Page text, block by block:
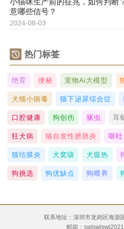
小猫咪生产前的征兆，如何判断
意哪些信号？
2024-08-03
热门标签
绝育 便秘 宠物ai大模型
犬细小病毒 猫下泌尿综合症
口腔健康 狗创伤 驱虫 耳
狂犬病 猫自发性膀胱炎 呕吐
猫结膜炎 犬窝咳 犬瘟热
狗挑选 狗优缺点 狗喂养
联系地址：深圳市龙岗区海源
邮箱：